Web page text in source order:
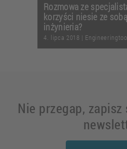
Rozmowa ze
korzyści niesie ze
inżynieria?
4. lipca 2018 |
Nie przegap,